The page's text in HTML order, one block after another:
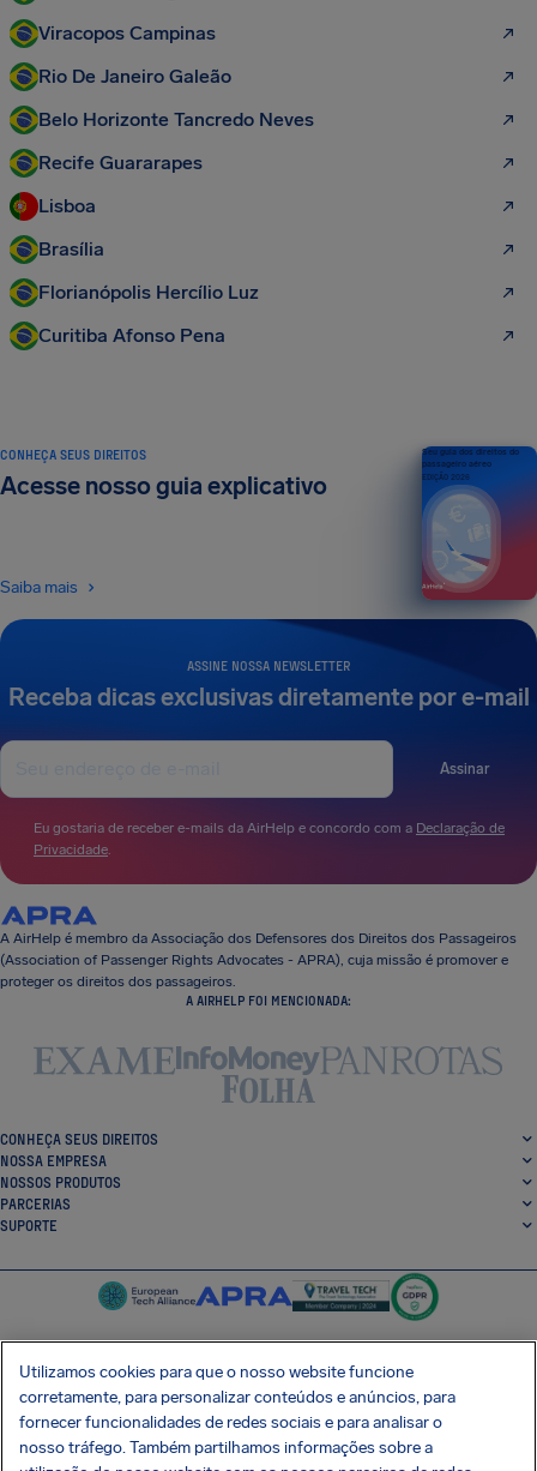
Viracopos Campinas
Rio De Janeiro Galeão
Belo Horizonte Tancredo Neves
Recife Guararapes
Lisboa
Brasília
Florianópolis Hercílio Luz
Curitiba Afonso Pena
ASSINE NOSSA NEWSLETTER
Receba dicas exclusivas diretamente por e-mail
Assinar
Eu gostaria de receber e-mails da AirHelp e concordo com a Declaração de
Privacidade.
CONHEÇA SEUS DIREITOS
Acesse nosso guia explicativo
Saiba mais
Seu guia dos direitos do
passageiro aéreo
EDIÇÃO 2026
A AirHelp é membro da Associação dos Defensores dos Direitos dos Passageiros
(Association of Passenger Rights Advocates - APRA), cuja missão é promover e
proteger os direitos dos passageiros.
A AIRHELP FOI MENCIONADA:
CONHEÇA SEUS DIREITOS
NOSSA EMPRESA
NOSSOS PRODUTOS
PARCERIAS
SUPORTE
SocialFacebook
SocialTwitter
SocialInstagram
SocialLinkedin
BAIXE GRÁTIS NOSSO APP
Utilizamos cookies para que o nosso website funcione
corretamente, para personalizar conteúdos e anúncios, para
fornecer funcionalidades de redes sociais e para analisar o
nosso tráfego. Também partilhamos informações sobre a